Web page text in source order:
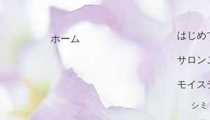
ホーム
はじめ
サロン
モイス
シミ